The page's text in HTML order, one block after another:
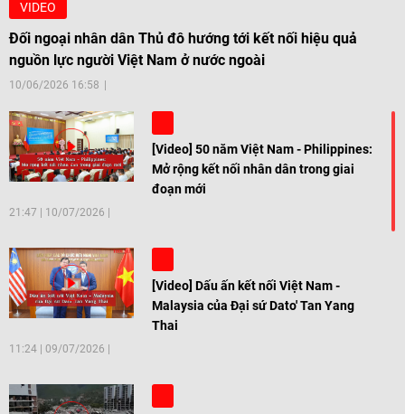
VIDEO
Đối ngoại nhân dân Thủ đô hướng tới kết nối hiệu quả
nguồn lực người Việt Nam ở nước ngoài
10/06/2026 16:58
[Video] 50 năm Việt Nam - Philippines:
Mở rộng kết nối nhân dân trong giai
đoạn mới
21:47 10/07/2026
[Video] Dấu ấn kết nối Việt Nam -
Malaysia của Đại sứ Dato' Tan Yang
Thai
11:24 09/07/2026